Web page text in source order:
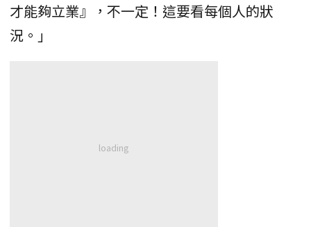
才能夠立業』，不一定！這要看每個人的狀
況。」